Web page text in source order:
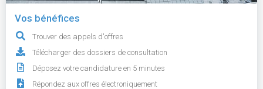
Vos bénéfices
Trouver des appels d'offres
Télécharger des dossiers de consultation
Déposez votre candidature en 5 minutes
Répondez aux offres électroniquement